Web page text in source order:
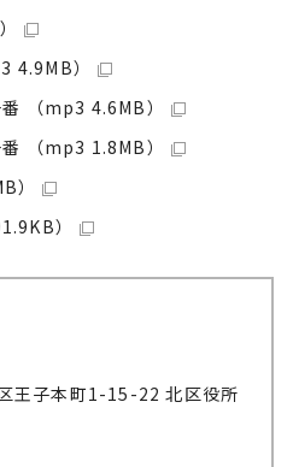
4.9MB）
（mp3 4.6MB）
（mp3 1.8MB）
）
）
子本町1-15-22 北区役所